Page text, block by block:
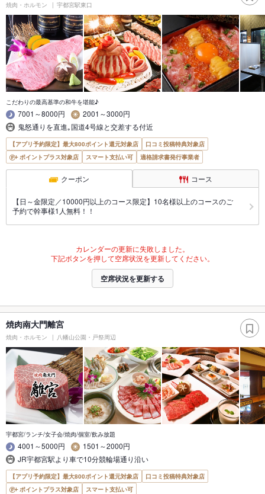
焼肉・ホルモン 宇都宮駅東口
こだわりの最高基準の和牛を堪能♪
7001～8000円
2001～3000円
鬼怒通りを直進｡国道4号線と交差する付近
【アプリ予約限定】最大800ポイント還元対象店
口コミ投稿特典対象店
ポイントプラス対象店
スマート支払い可 適格請求書発行事業者
クーポン コース
【日～金限定／10000円以上のコース限定】10名様以上のコースのご
予約で幹事様1人無料！！
カレンダーの更新に失敗しました。
下記ボタンを押して空席状況を更新してください。
空席状況を更新する
焼肉南大門離宮
焼肉・ホルモン 八幡山公園・戸祭周辺
宇都宮/ランチ/女子会/焼肉/個室/飲み放題
4001～5000円
1501～2000円
JR宇都宮駅より車で10分競輪場通り沿い
【アプリ予約限定】最大800ポイント還元対象店
口コミ投稿特典対象店
ポイントプラス対象店
スマート支払い可